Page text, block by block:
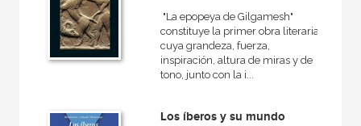
"La epopeya de Gilgamesh"
constituye la primer obra literaria
cuya grandeza, fuerza,
inspiración, altura de miras y de
tono, junto con la i...
Los íberos y su mundo